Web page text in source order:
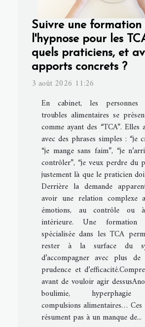
Suivre une formation
l'hypnose pour les
quels praticiens, et
apports concrets ?
3 août 2026 11:26
En cabinet, les personnes
troubles alimentaires se
comme ayant des “TCA”.
avec des phrases simples : “je
“je mange sans faim”, “je
contrôler”, “je veux perdre du
justement là que le praticien
Derrière la demande
avoir une relation complexe
émotions, au contrôle ou
intérieure. Une formation
spécialisée dans les TCA
rester à la surface du
d’accompagner avec plus
prudence et
avant de vouloir agir
boulimie, hyperphagie
compulsions alimentaires…
résument pas à un manque de...